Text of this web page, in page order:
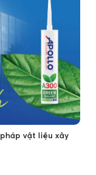
vật liệu xây